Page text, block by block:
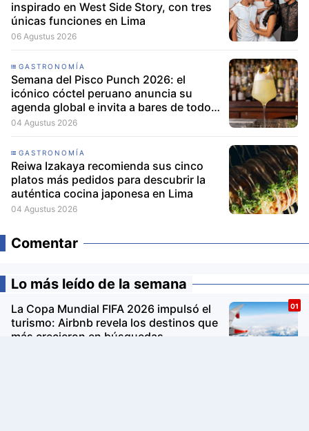
inspirado en West Side Story, con tres
únicas funciones en Lima
06 Agustus 2026
GASTRONOMÍA
Semana del Pisco Punch 2026: el
icónico cóctel peruano anuncia su
agenda global e invita a bares de todo
el mundo a participar
04 Agustus 2026
GASTRONOMÍA
Reiwa Izakaya recomienda sus cinco
platos más pedidos para descubrir la
auténtica cocina japonesa en Lima
04 Agustus 2026
Comentar
Lo más leído de la semana
La Copa Mundial FIFA 2026 impulsó el
turismo: Airbnb revela los destinos que
más crecieron en búsquedas